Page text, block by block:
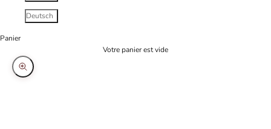
Deutsch
Panier
Votre panier est vide
Zoomer sur l'image